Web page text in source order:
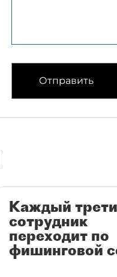
Отправить
Каждый
сотрудник
переходит по
фишинговой